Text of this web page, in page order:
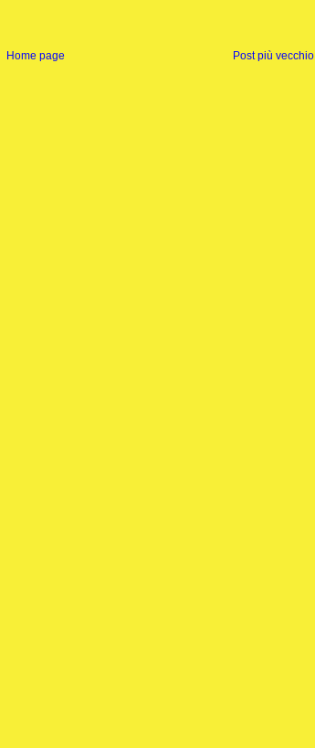
Post più vecchio
Home page